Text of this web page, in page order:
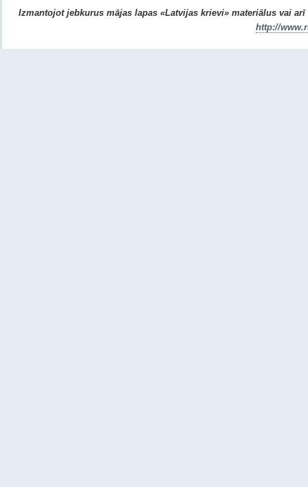
Izmantojot jebkurus mājas lapas «Latvijas krievi» materiālus vai
http://